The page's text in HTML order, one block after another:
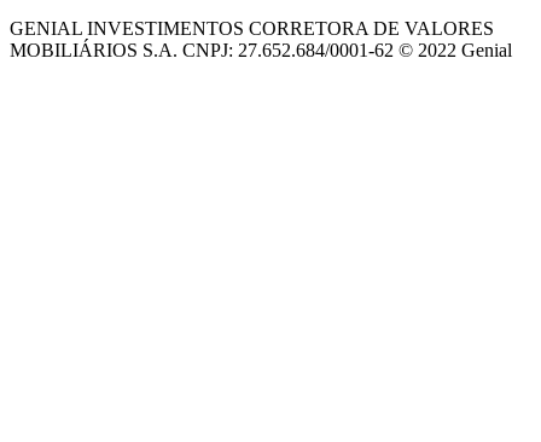
GENIAL INVESTIMENTOS CORRETORA DE VALORES
MOBILIÁRIOS S.A. CNPJ: 27.652.684/0001-62 © 2022 Genial